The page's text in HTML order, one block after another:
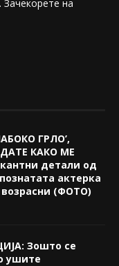
на
ГРЛО’,
КАКО МЕ
детали од
актерка
(ФОТО)
Зошто се
ушите